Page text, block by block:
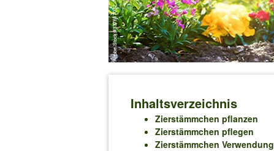
Inhaltsverzeichnis
Zierstämmchen pflanzen
Zierstämmchen pflegen
Zierstämmchen Verwendung